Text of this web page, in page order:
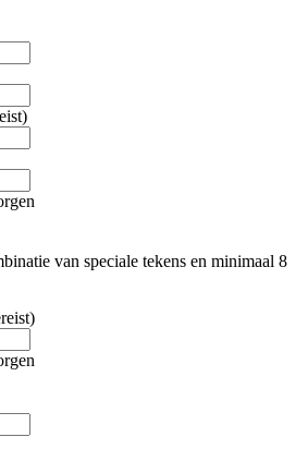
van speciale tekens en minimaal 8